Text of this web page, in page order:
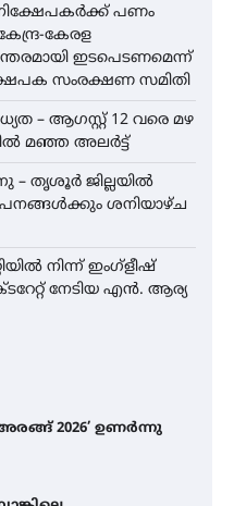
പണം
കേരള
ഇടപെടണമെന്ന്
സംരക്ഷണ സമിതി
– ആഗസ്റ്റ് 12 വരെ മഴ
മഞ്ഞ അലർട്ട്
– തൃശൂർ ജില്ലയിൽ
ശനിയാഴ്ച
നിന്ന് ഇംഗ്ളീഷ്
നേടിയ എൻ. ആര്യ
2026’ ഉണർന്നു